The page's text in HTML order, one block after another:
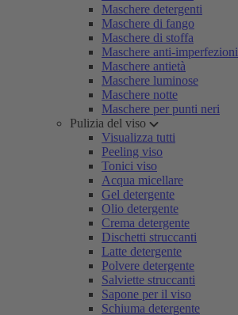
Maschere detergenti
Maschere di fango
Maschere di stoffa
Maschere anti-imperfezioni
Maschere antietà
Maschere luminose
Maschere notte
Maschere per punti neri
Pulizia del viso
Visualizza tutti
Peeling viso
Tonici viso
Acqua micellare
Gel detergente
Olio detergente
Crema detergente
Dischetti struccanti
Latte detergente
Polvere detergente
Salviette struccanti
Sapone per il viso
Schiuma detergente